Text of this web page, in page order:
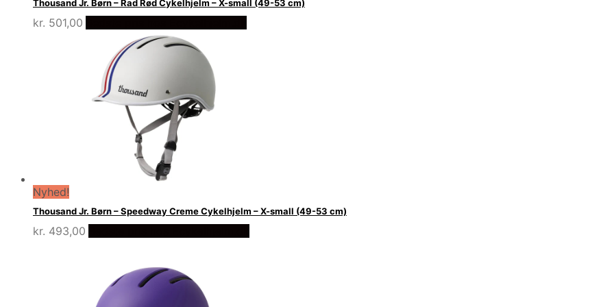
Thousand Jr. Børn – Rad Rød Cykelhjelm – X-small (49-53 cm)
kr. 501,00
Nyhed!
Thousand Jr. Børn – Speedway Creme Cykelhjelm – X-small (49-53 cm)
kr. 493,00